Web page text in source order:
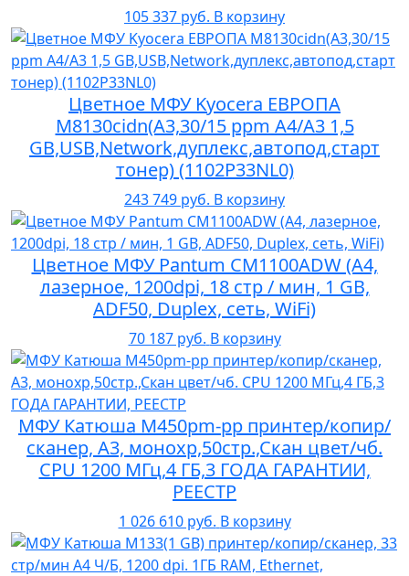
105 337 руб. В корзину
Цветное МФУ Kyocera ЕВРОПА
M8130cidn(А3,30/15 ppm A4/A3 1,5
GB,USB,Network,дуплекс,автопод,старт
тонер) (1102P33NL0)
243 749 руб. В корзину
Цветное МФУ Pantum CM1100ADW (A4,
лазерное, 1200dpi, 18 стр / мин, 1 GB,
ADF50, Duplex, сеть, WiFi)
70 187 руб. В корзину
МФУ Катюша M450pm-pp принтер/копир/
сканер, А3, монохр,50стр.,Скан цвет/чб.
CPU 1200 МГц,4 ГБ,3 ГОДА ГАРАНТИИ,
РЕЕСТР
1 026 610 руб. В корзину